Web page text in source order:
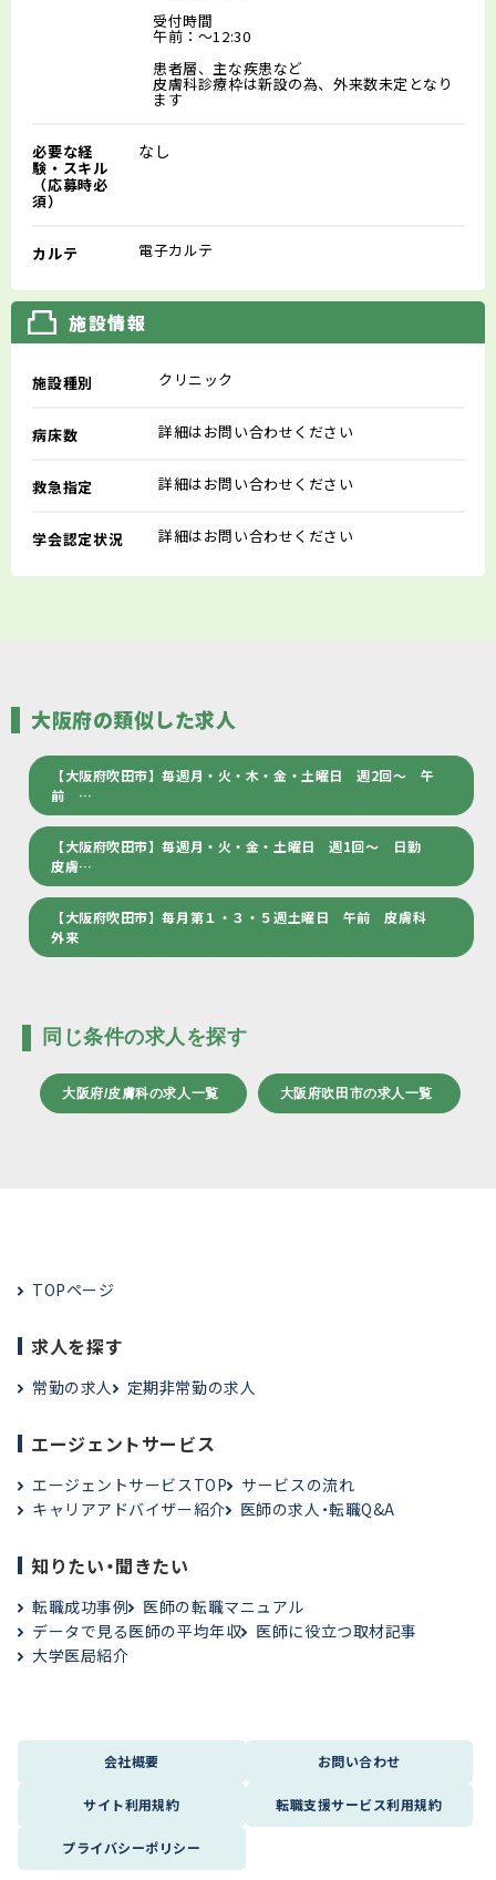
受付時間
午前：～12:30
患者層、主な疾患など
⽪膚科診療枠は新設の為、外来数未定となり
ます
必要な経
験・スキル
（応募時必
須）
なし
カルテ 電子カルテ
施設情報
施設種別 クリニック
病床数 詳細はお問い合わせください
救急指定 詳細はお問い合わせください
学会認定状況 詳細はお問い合わせください
大阪府の類似した求人
【大阪府吹田市】毎週月・火・木・金・土曜日 週2回～ 午
前 …
【大阪府吹田市】毎週月・火・金・土曜日 週1回～ 日勤
皮膚…
【大阪府吹田市】毎月第１・３・５週土曜日 午前 皮膚科
外来
同じ条件の求人を探す
大阪府/皮膚科の求人一覧 大阪府吹田市の求人一覧
TOPページ
求人を探す
常勤の求人 定期非常勤の求人
エージェントサービス
エージェントサービスTOP
サービスの流れ
キャリアアドバイザー紹介
医師の求人・転職Q&A
知りたい・聞きたい
転職成功事例
医師の転職マニュアル
データで見る医師の平均年収
医師に役立つ取材記事
大学医局紹介
会社概要 お問い合わせ
サイト利用規約 転職支援サービス利用規約
プライバシーポリシー